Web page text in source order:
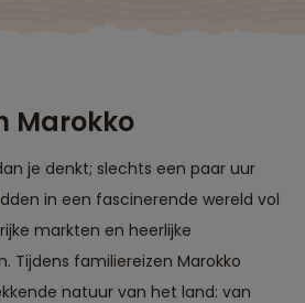
Marokko
je denkt; slechts een paar uur
in een fascinerende wereld vol
markten en heerlijke
Tijdens familiereizen Marokko
natuur van het land: van